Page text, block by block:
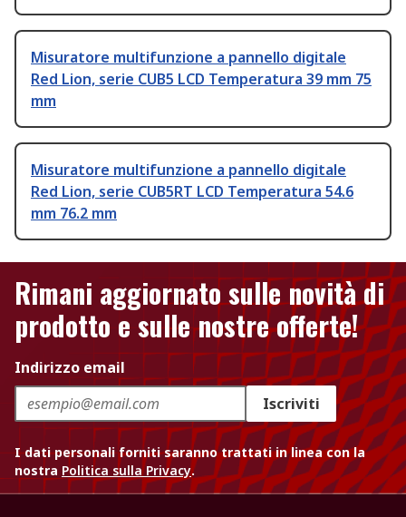
Misuratore multifunzione a pannello digitale
Red Lion, serie CUB5 LCD Temperatura 39 mm 75
mm
Misuratore multifunzione a pannello digitale
Red Lion, serie CUB5RT LCD Temperatura 54.6
mm 76.2 mm
Rimani aggiornato sulle novità di
prodotto e sulle nostre offerte!
Indirizzo email
Iscriviti
I dati personali forniti saranno trattati in linea con la
nostra Politica sulla Privacy.